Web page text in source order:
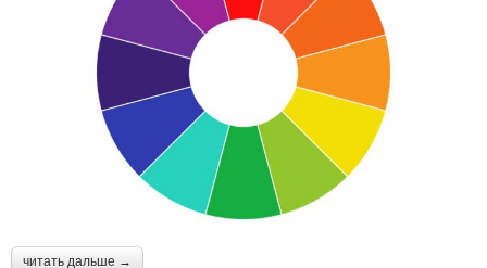
читать дальше →